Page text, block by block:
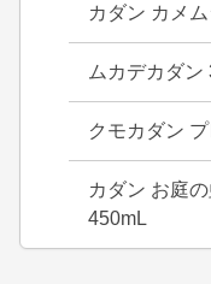
カダン カメ
ムカデカダン
クモカダン
カダン お庭
450mL